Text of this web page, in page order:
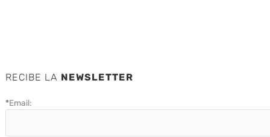
RECIBE LA NEWSLETTER
*Email: